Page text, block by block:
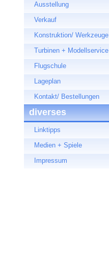
Ausstellung
Verkauf
Konstruktion/ Werkzeuge
Turbinen + Modellservice
Flugschule
Lageplan
Kontakt/ Bestellungen
diverses
Linktipps
Medien + Spiele
Impressum